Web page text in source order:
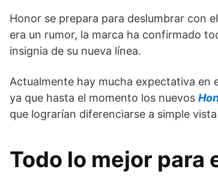
Honor se prepara para deslumbrar con
era un rumor, la marca ha confirmado
insignia de su nueva línea.
Actualmente hay mucha expectativa en
ya que hasta el momento los nuevos
que lograrían diferenciarse a simple
Todo lo mejor para